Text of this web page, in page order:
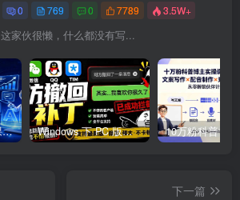
0 769 0 7789 3.5W+
这家伙很懒，什么都没有写...
AI新时代全民实战课，把 AI 工具转化为创收竞争力，零基础吃透整套玩法，借助AI完成个人能力升级与收益增收。 Windows 下 PC 版微信/QQ/TIM 的防撤回多开工具！开源免费使用，且免费长期维护 RevokeMsgPatcher
下一篇